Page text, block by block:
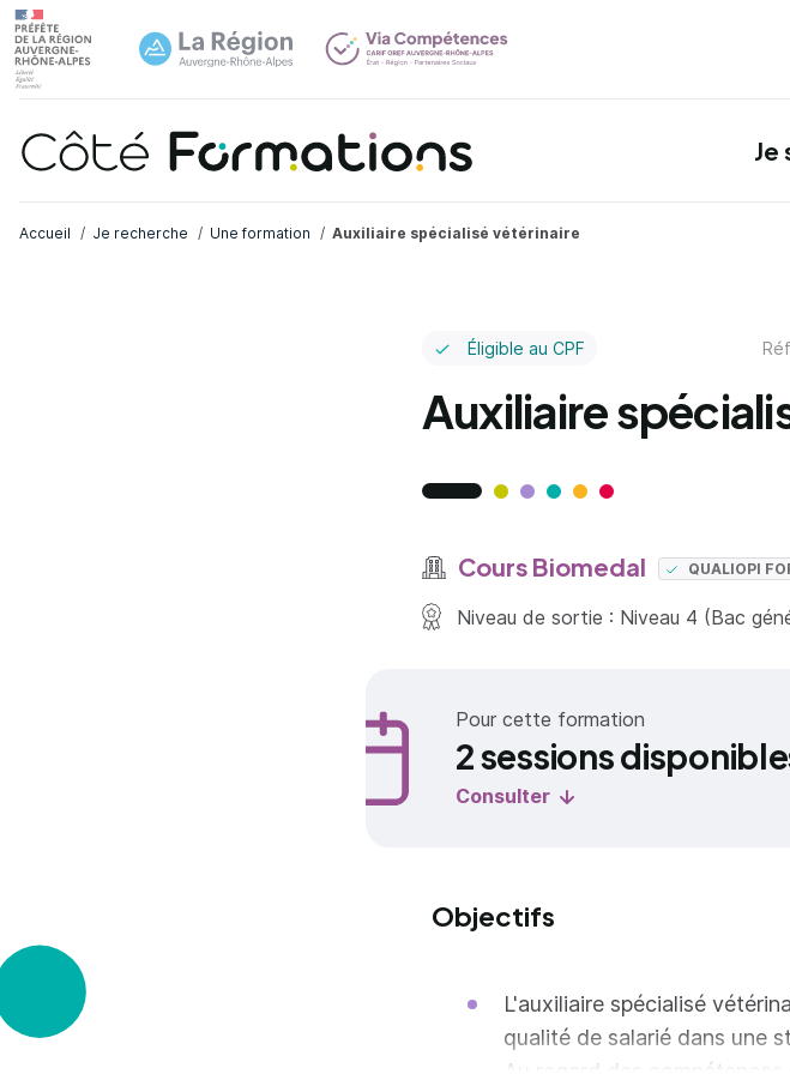
Je
Accueil Je recherche Une formation Auxiliaire spécialisé vétérinaire
Éligible au CPF
Auxiliaire
Cours Biomedal QUALIOPI
Niveau de sortie : Niveau 4 (Bac
Pour cette formation
2 sessions
Consulter
Objectifs
L'auxiliaire spécialisé
qualité de salarié dans une